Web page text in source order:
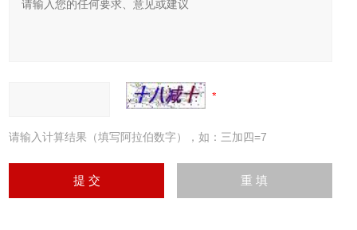
请输入计算结果（填写阿拉伯数字），如：三加四=7